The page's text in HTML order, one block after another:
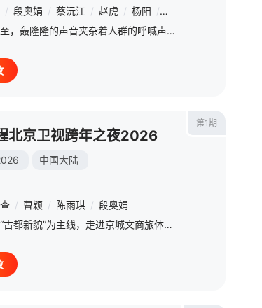
/ 段奥娟 / 蔡沅江 / 赵虎 / 杨阳 / 张太文
暴雨将至，轰隆隆的声音夹杂着人群的呼喊声砸向操场，正在参加小学田径比赛的唐平安重重的摔倒在地面，当母亲李枚赶到医院时，医生却给了再生一个孩子做骨髓移植的建议，李枚怔怔的站在深不见底的楼道，像是对她过去
第1期
北京卫视跨年之夜2026
中国大陆
/ 曹颖 / 陈雨琪 / 段奥娟
晚会以“古都新貌”为主线，走进京城文商旅体鲜活地标，记录高质量发展脉动，聆听平凡百姓的真实故事。老中青少四代汇聚一堂，歌颂快乐与热爱，在辞旧迎新的特别时刻，陪伴全国观众共赴一场有格局、有温度、有共鸣的